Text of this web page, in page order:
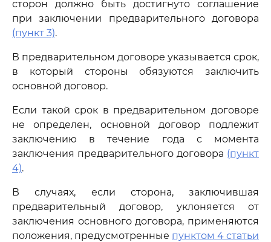
сторон должно быть достигнуто соглашение
при заключении предварительного договора
(пункт 3).
В предварительном договоре указывается срок,
в который стороны обязуются заключить
основной договор.
Если такой срок в предварительном договоре
не определен, основной договор подлежит
заключению в течение года с момента
заключения предварительного договора (пункт
4).
В случаях, если сторона, заключившая
предварительный договор, уклоняется от
заключения основного договора, применяются
положения, предусмотренные пунктом 4 статьи